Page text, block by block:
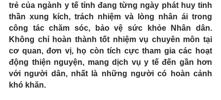
trẻ của ngành y tế tỉnh đang từng ngày phát huy tinh
thần xung kích, trách nhiệm và lòng nhân ái trong
công tác chăm sóc, bảo vệ sức khỏe Nhân dân.
Không chỉ hoàn thành tốt nhiệm vụ chuyên môn tại
cơ quan, đơn vị, họ còn tích cực tham gia các hoạt
động thiện nguyện, mang dịch vụ y tế đến gần hơn
với người dân, nhất là những người có hoàn cảnh
khó khăn.